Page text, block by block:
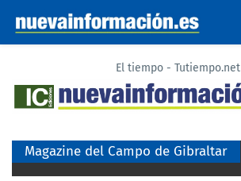
El tiempo - Tutiempo.net
Magazine del Campo de Gibraltar